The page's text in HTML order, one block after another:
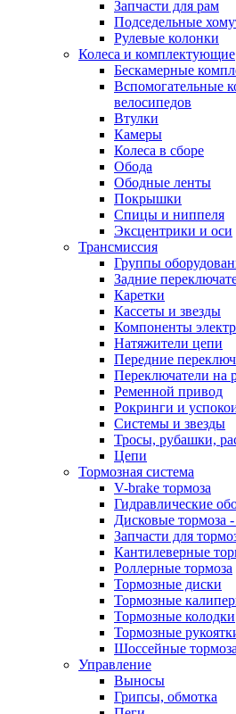
Запчасти для рам
Подседельные
Рулевые колонки
Колеса и комплектующие
Бескамерные
Вспомогательные
велосипедов
Втулки
Камеры
Колеса в сборе
Обода
Ободные ленты
Покрышки
Спицы и ниппеля
Эксцентрики и оси
Трансмиссия
Группы
Задние
Каретки
Кассеты и звезды
Компоненты
Натяжители цепи
Передние
Переключатели на
Ременной привод
Рокринги и
Системы и звезды
Тросы, рубашки,
Цепи
Тормозная система
V-brake тормоза
Гидравлические
Дисковые тормоза
Запчасти для
Кантилеверные
Роллерные тормоза
Тормозные диски
Тормозные
Тормозные колодки
Тормозные
Шоссейные тормоза
Управление
Выносы
Грипсы, обмотка